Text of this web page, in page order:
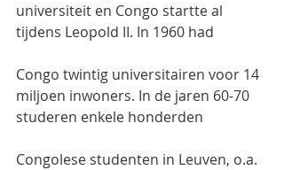
universiteit en Congo startte al
tijdens Leopold II. In 1960 had
Congo twintig universitairen voor 14
miljoen inwoners. In de jaren 60-70
studeren enkele honderden
Congolese studenten in Leuven, o.a.